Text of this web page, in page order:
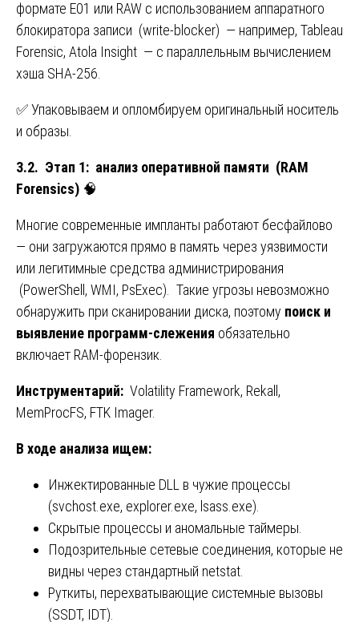
формате E01 или RAW с использованием аппаратного
блокиратора записи (write-blocker) — например, Tableau
Forensic, Atola Insight — с параллельным вычислением
хэша SHA-256.
✅ Упаковываем и опломбируем оригинальный носитель
и образы.
3.2. Этап 1: анализ оперативной памяти (RAM
Forensics) 🧠
Многие современные импланты работают бесфайлово
— они загружаются прямо в память через уязвимости
или легитимные средства администрирования
(PowerShell, WMI, PsExec). Такие угрозы невозможно
обнаружить при сканировании диска, поэтому поиск и
выявление программ-слежения обязательно
включает RAM-форензик.
Инструментарий: Volatility Framework, Rekall,
MemProcFS, FTK Imager.
В ходе анализа ищем:
Инжектированные DLL в чужие процессы
(svchost.exe, explorer.exe, lsass.exe).
Скрытые процессы и аномальные таймеры.
Подозрительные сетевые соединения, которые не
видны через стандартный netstat.
Руткиты, перехватывающие системные вызовы
(SSDT, IDT).